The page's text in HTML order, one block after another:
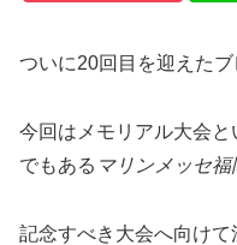
ついに20回目を迎えた
今回はメモリアル大会
でもある マリンメッセ福
記念すべき大会へ向け